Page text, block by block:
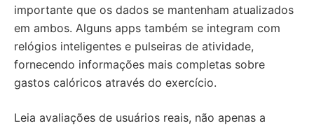
importante que os dados se mantenham atualizados
em ambos. Alguns apps também se integram com
relógios inteligentes e pulseiras de atividade,
fornecendo informações mais completas sobre
gastos calóricos através do exercício.
Leia avaliações de usuários reais, não apenas a